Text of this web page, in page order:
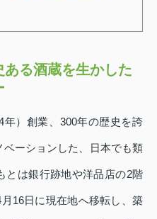
る酒蔵を生かした
）創業、300年の歴史を誇
ーションした、日本でも類
とは銀行跡地や洋品店の2階
16日に現在地へ移転し、築